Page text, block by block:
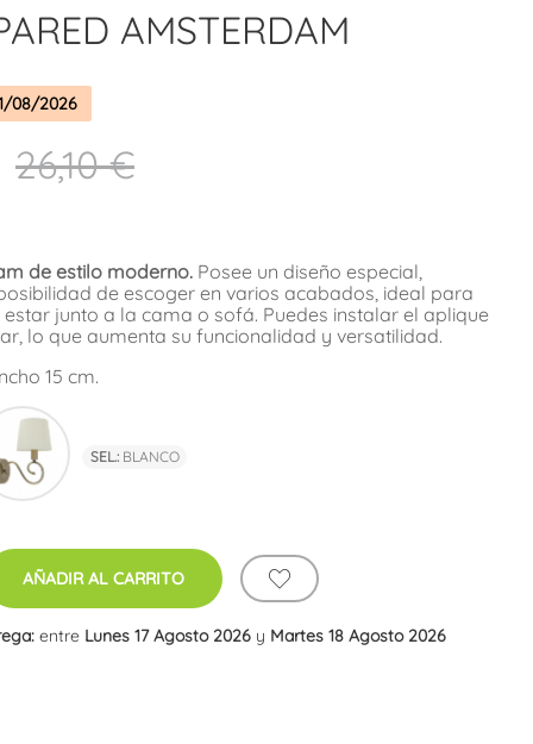
AMSTERDAM
08/2026
26,10 €
de estilo moderno. Posee un diseño especial,
de escoger en varios acabados, ideal para
junto a la cama o sofá. Puedes instalar el aplique
lo que aumenta su funcionalidad y versatilidad.
15 cm.
SEL.:BLANCO
AÑADIR AL CARRITO
entre Lunes 17 Agosto 2026 y Martes 18 Agosto 2026